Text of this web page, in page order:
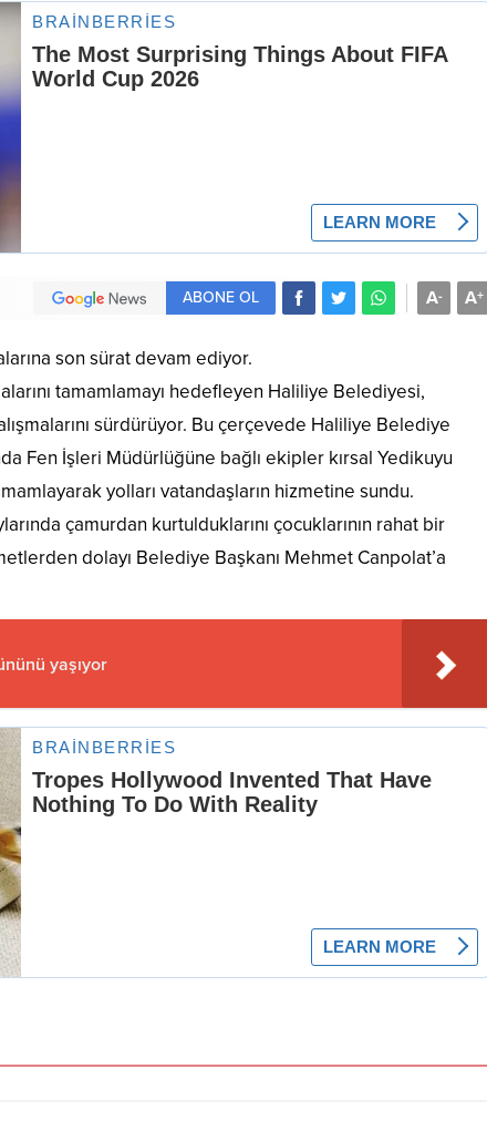
A+
A-
ABONE OL
son sürat devam ediyor.
tamamlamayı hedefleyen Haliliye Belediyesi,
sürdürüyor. Bu çerçevede Haliliye Belediye
Fen İşleri Müdürlüğüne bağlı ekipler kırsal Yedikuyu
yolları vatandaşların hizmetine sundu.
çamurdan kurtulduklarını çocuklarının rahat bir
dolayı Belediye Başkanı Mehmet Canpolat’a
yaşıyor